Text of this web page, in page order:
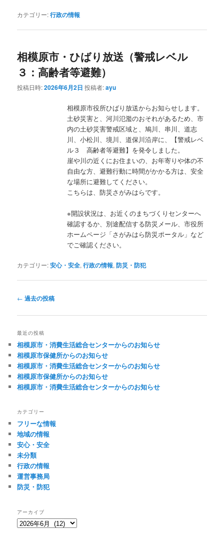
カテゴリー:行政の情報
相模原市・ひばり放送（警戒レベル
３：高齢者等避難）
投稿日時:2026年6月2日 投稿者:ayu
相模原市役所ひばり放送からお知らせします。
土砂災害と、河川氾濫のおそれがあるため、市
内の土砂災害警戒区域と、鳩川、串川、道志
川、小松川、境川、道保川沿岸に、【警戒レベ
ル３ 高齢者等避難】を発令しました。
崖や川の近くにお住まいの、お年寄りや体の不
自由な方、避難行動に時間がかかる方は、安全
な場所に避難してください。
こちらは、防災さがみはらです。
※開設状況は、お近くのまちづくりセンターへ
確認するか、別途配信する防災メール、市役所
ホームページ「さがみはら防災ポータル」など
でご確認ください。
カテゴリー:安心・安全,行政の情報,防災・防犯
投
ナ
ー
シ
ョ
ン
← 過去の投稿
最近の投稿
相模原市・消費生活総合センターからのお知らせ
相模原市保健所からのお知らせ
相模原市・消費生活総合センターからのお知らせ
相模原市保健所からのお知らせ
相模原市・消費生活総合センターからのお知らせ
カテゴリー
フリーな情報
地域の情報
安心・安全
未分類
行政の情報
運営事務局
防災・防犯
アーカイブ
ア